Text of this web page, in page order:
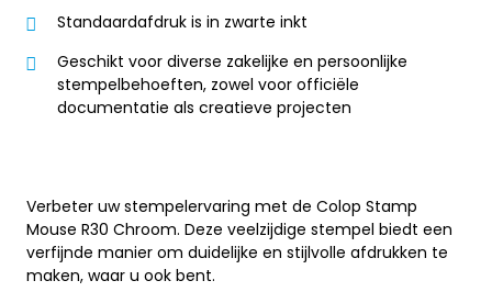
Standaardafdruk is in zwarte inkt
Geschikt voor diverse zakelijke en persoonlijke
stempelbehoeften, zowel voor officiële
documentatie als creatieve projecten
Verbeter uw stempelervaring met de Colop Stamp
Mouse R30 Chroom. Deze veelzijdige stempel biedt een
verfijnde manier om duidelijke en stijlvolle afdrukken te
maken, waar u ook bent.